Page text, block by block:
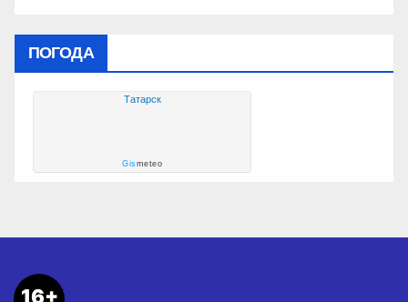
ПОГОДА
Татарск
Gismeteo
16+